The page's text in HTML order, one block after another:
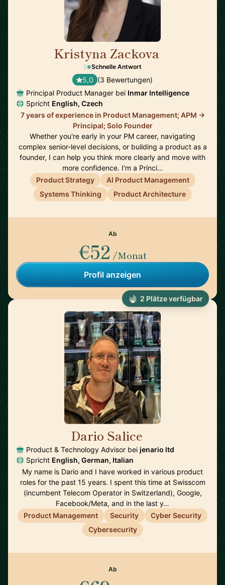
Kristyna Zackova
Schnelle Antwort
5,0 (3 Bewertungen)
Principal Product Manager bei Inmar Intelligence
Spricht English, Czech
7 years of experience in Product Management; APM ->
Principal; Solo Founder
Whether you're early in your PM career, navigating
complex senior-level decisions, or building a product as a
founder, I can help you think more clearly and move with
more confidence. I'm a Princi…
Product Strategy
AI Product Management
Systems Thinking
Product Architecture
Ab
€52 /Monat
Profil anzeigen
Dario Salice
Product & Technology Advisor bei jenario ltd
Spricht English, German, Italian
My name is Dario and I have worked in various product
roles for the past 15 years. I spent this time at Swisscom
(incumbent Telecom Operator in Switzerland), Google,
Facebook/Meta, and in the last y…
Product Management
Security
Cyber Security
Cybersecurity
Ab
2 Plätze verfügbar